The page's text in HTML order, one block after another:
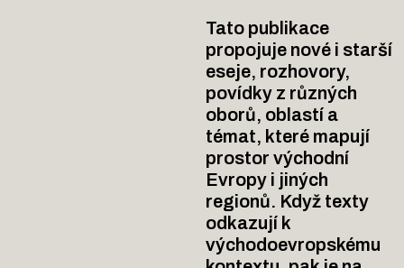
Tato publikace
propojuje nové i starší
eseje, rozhovory,
povídky z různých
oborů, oblastí a
témat, které mapují
prostor východní
Evropy i jiných
regionů. Když texty
odkazují k
východoevropskému